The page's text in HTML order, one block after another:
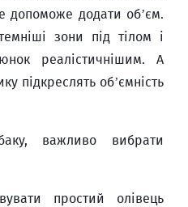
допоможе додати об’єм.
зони під тілом і
реалістичнішим. А
підкреслять об’ємність
важливо вибрати
простий олівець